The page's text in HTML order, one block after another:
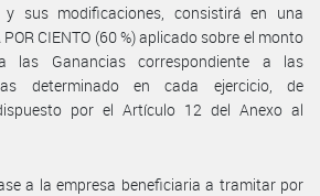
sus modificaciones, consistirá en una
CIENTO (60 %) aplicado sobre el monto
Ganancias correspondiente a las
determinado en cada ejercicio, de
por el Artículo 12 del Anexo al
a la empresa beneficiaria a tramitar por